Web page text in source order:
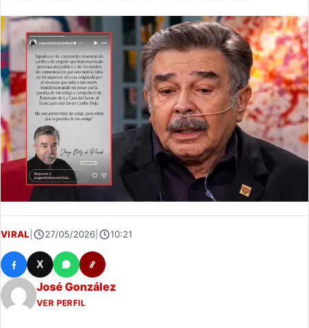
VIRAL 27/05/2026| 10:21
X
José González
VER PERFIL